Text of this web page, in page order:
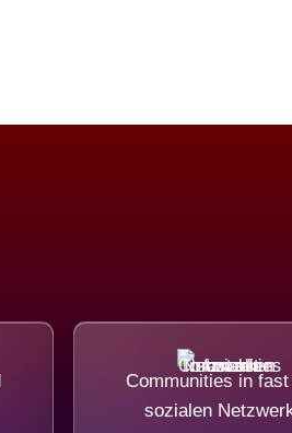
Communities in
sozialen